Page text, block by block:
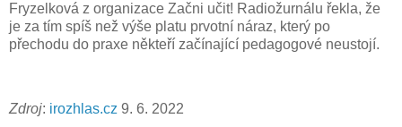
Fryzelková z organizace Začni učit! Radiožurnálu řekla, že
je za tím spíš než výše platu prvotní náraz, který po
přechodu do praxe někteří začínající pedagogové neustojí.
Zdroj: irozhlas.cz 9. 6. 2022